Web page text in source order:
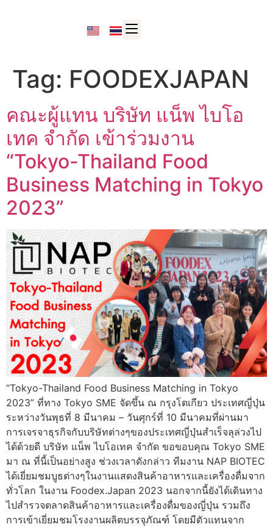
Tag: FOODEXJAPAN
คณะผู้แทน บริษัท แน็พ ไบโอ
เทค จำกัด เข้าร่วมงาน
“Tokyo-Thailand Food
Business Matching in Tokyo
2023”
“Tokyo-Thailand Food Business Matching in Tokyo
2023” ที่ทาง Tokyo SME จัดขึ้น ณ กรุงโตเกียว ประเทศญี่ปุ่น
ระหว่างวันพุธที่ 8 มีนาคม – วันศุกร์ที่ 10 มีนาคมที่ผ่านมา
การเจรจาธุรกิจกับบริษัทต่างๆของประเทศญี่ปุ่นสำเร็จลุล่วงไป
ได้ด้วยดี บริษัท แน็พ ไบโอเทค จำกัด ขอขอบคุณ Tokyo SME
มา ณ ที่นี้เป็นอย่างสูง ช่วงเวลาดังกล่าว ทีมงาน NAP BIOTEC
ได้เยี่ยมชมบูธต่างๆในงานแสดงสินค้าอาหารและเครื่องดื่มจาก
ทั่วโลก ในงาน Foodex.Japan 2023 นอกจากนี้ยังได้เดินทาง
ไปสำรวจตลาดสินค้าอาหารและเครื่องดื่มของญี่ปุ่น รวมถึง
การเข้าเยี่ยมชมโรงงานผลิตบรรจุภัณฑ์ โดยมีตัวแทนจาก